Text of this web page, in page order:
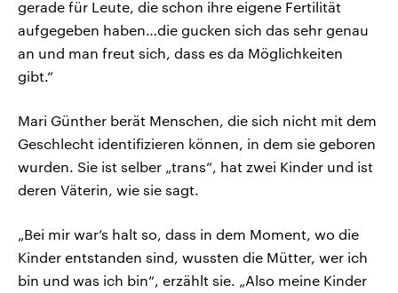
gerade für Leute, die schon ihre eigene Fertilität
aufgegeben haben…die gucken sich das sehr genau
an und man freut sich, dass es da Möglichkeiten
gibt.“
Mari Günther berät Menschen, die sich nicht mit dem
Geschlecht identifizieren können, in dem sie geboren
wurden. Sie ist selber „trans“, hat zwei Kinder und ist
deren Väterin, wie sie sagt.
„Bei mir war’s halt so, dass in dem Moment, wo die
Kinder entstanden sind, wussten die Mütter, wer ich
bin und was ich bin“, erzählt sie. „Also meine Kinder